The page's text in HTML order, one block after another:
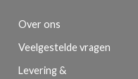
Over ons
Veelgestelde vragen
Levering &